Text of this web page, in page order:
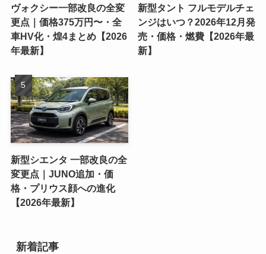
ヴォクシー一部改良の全変
更点｜価格375万円〜・全
車HV化・煌4まとめ【2026
年最新】
新型タント フルモデルチェ
ンジはいつ？2026年12月発
売・価格・燃費【2026年最
新】
新型シエンタ 一部改良の全
変更点｜JUNO追加・価
格・プリウス顔への進化
【2026年最新】
新着記事